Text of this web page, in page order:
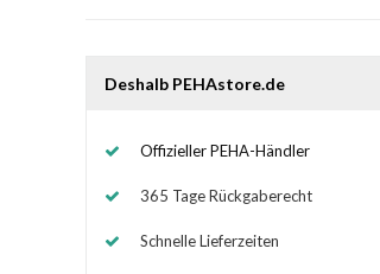
Deshalb PEHAstore.de
Offizieller PEHA-Händler
365 Tage Rückgaberecht
Schnelle Lieferzeiten